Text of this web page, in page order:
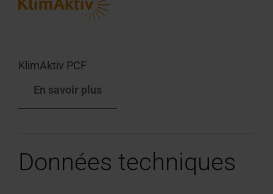
KlimAktiv PCF
En savoir plus
Données techniques